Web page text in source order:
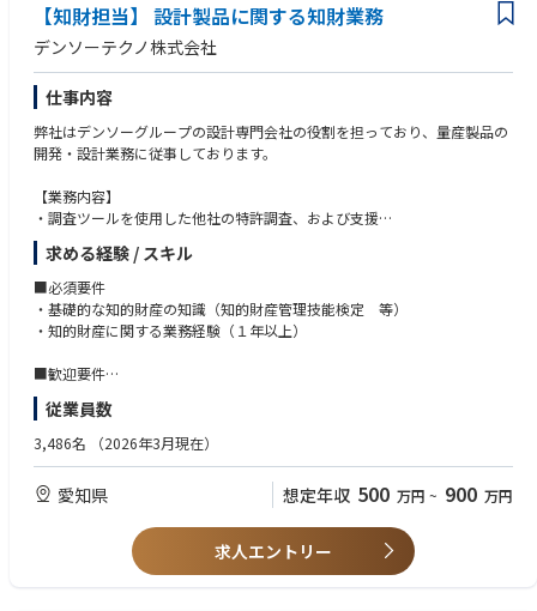
・会議体事務局業務
・その他、会社運営に必要な庶務業務
▼人事・労務業務 サポート
・入退社手続き
・勤怠管理
・社会保険手続きの補助
・安全衛生管理の実施
【知財担当】 設計製品に関する知財業務
デンソーテクノ株式会社
仕事内容
弊社はデンソーグループの設計専門会社の役割を担っており、量産製品の
開発・設計業務に従事しております。
【業務内容】
・調査ツールを使用した他社の特許調査、および支援
・特許取得、権利化に向けた支援 等
従来は、調査ツールを用いたクリアランス調査が主なミッションでした
が、2030年の長期目標「新たな価値を創造する」ことを目指し、より特許
取得などについても更に積極的に挑戦していきたく、経験者採用を実施す
確認を行い、部門と二人三脚で知財関連の実務および支援を実施します。
財活動の社内推進・活性化などに取り組んでいく予定です。
求める経験 / スキル
■必須要件
・基礎的な知的財産の知識（知的財産管理技能検定 等）
・知的財産に関する業務経験（１年以上）
■歓迎要件
・特許出願および特許調査の実務経験がある方
・知的財産管理技能検定の資格を持つ方
従業員数
3,486名 （2026年3月現在）
愛知県 想定年収 500 万円 ~ 900 万円
求人エントリー